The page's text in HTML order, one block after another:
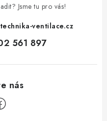
Jsme tu pro vás!
ventilace.cz
561 897